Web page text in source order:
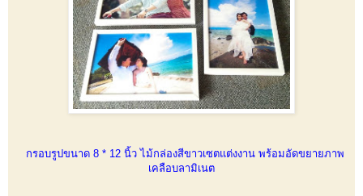
กรอบรูปขนาด 8 * 12 นิ้ว ไม้กล่องสีขาวเซตแต่งงาน พร้อมอัดขยายภาพ
เคลือบลามิเนต